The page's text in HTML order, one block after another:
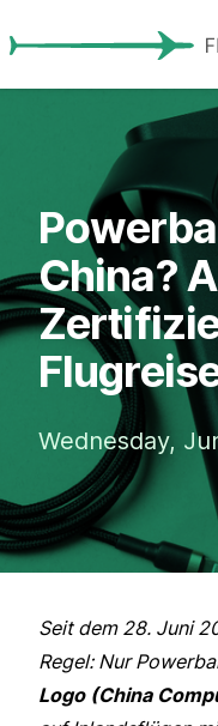
China?
Wednesday,
Seit dem 28. Juni
Regel: Nur
Logo (China